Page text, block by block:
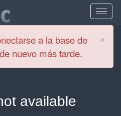
×
a la base de
nuevo más tarde.
available